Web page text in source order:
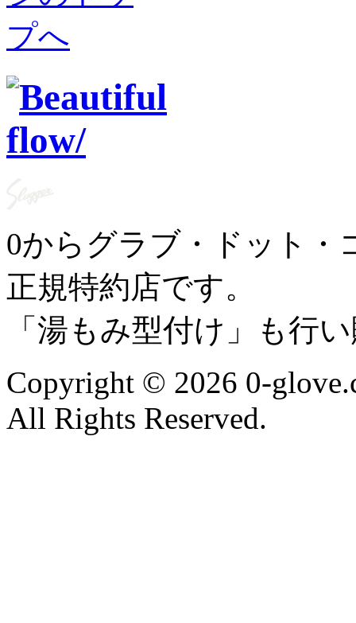
0からグラブ・ドット・
正規特約店です。
「湯もみ型付け」も行
Copyright © 2026 0-
All Rights Reserved.